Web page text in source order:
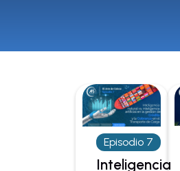
Episodio 7
Inteligencia